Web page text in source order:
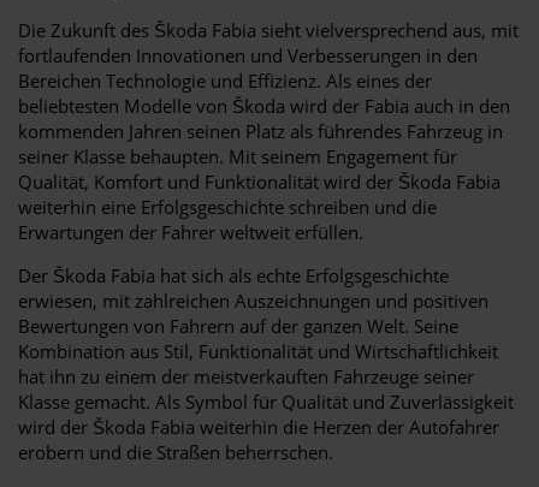
Die Zukunft des Škoda Fabia sieht vielversprechend aus, mit
fortlaufenden Innovationen und Verbesserungen in den
Bereichen Technologie und Effizienz. Als eines der
beliebtesten Modelle von Škoda wird der Fabia auch in den
kommenden Jahren seinen Platz als führendes Fahrzeug in
seiner Klasse behaupten. Mit seinem Engagement für
Qualität, Komfort und Funktionalität wird der Škoda Fabia
weiterhin eine Erfolgsgeschichte schreiben und die
Erwartungen der Fahrer weltweit erfüllen.
Der Škoda Fabia hat sich als echte Erfolgsgeschichte
erwiesen, mit zahlreichen Auszeichnungen und positiven
Bewertungen von Fahrern auf der ganzen Welt. Seine
Kombination aus Stil, Funktionalität und Wirtschaftlichkeit
hat ihn zu einem der meistverkauften Fahrzeuge seiner
Klasse gemacht. Als Symbol für Qualität und Zuverlässigkeit
wird der Škoda Fabia weiterhin die Herzen der Autofahrer
erobern und die Straßen beherrschen.